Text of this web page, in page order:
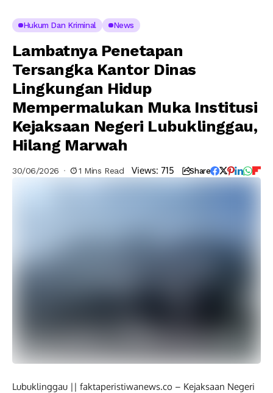
Hukum Dan Kriminal News
Lambatnya Penetapan
Tersangka Kantor Dinas
Lingkungan Hidup
Mempermalukan Muka Institusi
Kejaksaan Negeri Lubuklinggau,
Hilang Marwah
30/06/2026 1 Mins Read Views: 715 Share
Lubuklinggau || faktaperistiwanews.co – Kejaksaan Negeri